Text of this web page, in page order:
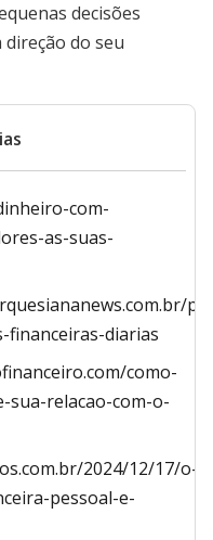
decisões
do seu
com-
as-suas-
financeiras-diarias
como-
relacao-com-o-
2024/12/17/o-
pessoal-e-